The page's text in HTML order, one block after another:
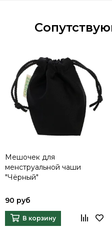
Мешочек для
менструальной чаши
"Чёрный"
90 руб
В корзину